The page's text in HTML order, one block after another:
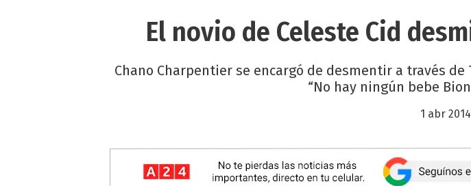
El novio de Celeste Cid
Chano Charpentier se encargó de desmentir a través
“No hay ningún bebe
1 abr